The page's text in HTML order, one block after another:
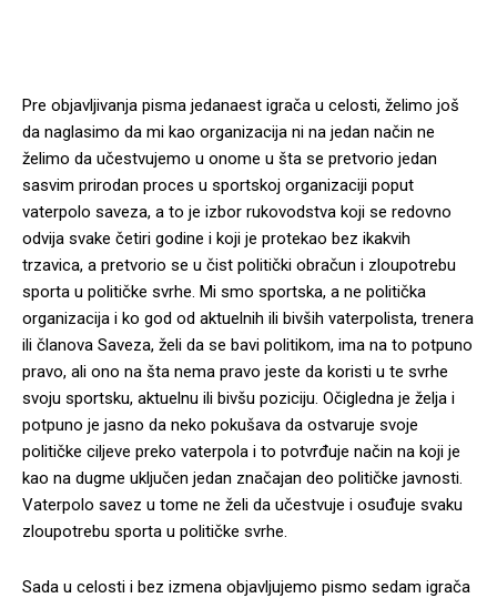
Pre objavljivanja pisma jedanaest igrača u celosti, želimo još
da naglasimo da mi kao organizacija ni na jedan način ne
želimo da učestvujemo u onome u šta se pretvorio jedan
sasvim prirodan proces u sportskoj organizaciji poput
vaterpolo saveza, a to je izbor rukovodstva koji se redovno
odvija svake četiri godine i koji je protekao bez ikakvih
trzavica, a pretvorio se u čist politički obračun i zloupotrebu
sporta u političke svrhe. Mi smo sportska, a ne politička
organizacija i ko god od aktuelnih ili bivših vaterpolista, trenera
ili članova Saveza, želi da se bavi politikom, ima na to potpuno
pravo, ali ono na šta nema pravo jeste da koristi u te svrhe
svoju sportsku, aktuelnu ili bivšu poziciju. Očigledna je želja i
potpuno je jasno da neko pokušava da ostvaruje svoje
političke ciljeve preko vaterpola i to potvrđuje način na koji je
kao na dugme uključen jedan značajan deo političke javnosti.
Vaterpolo savez u tome ne želi da učestvuje i osuđuje svaku
zloupotrebu sporta u političke svrhe.
Sada u celosti i bez izmena objavljujemo pismo sedam igrača